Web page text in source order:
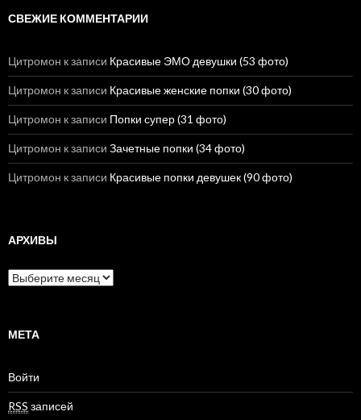
СВЕЖИЕ КОММЕНТАРИИ
Цитромон к записи Красивые ЭМО девушки (53 фото)
Цитромон к записи Красивые женские попки (30 фото)
Цитромон к записи Попки супер (31 фото)
Цитромон к записи Зачетные попки (34 фото)
Цитромон к записи Красивые попки девушек (90 фото)
АРХИВЫ
А
р
в
МЕТА
Войти
RSS записей